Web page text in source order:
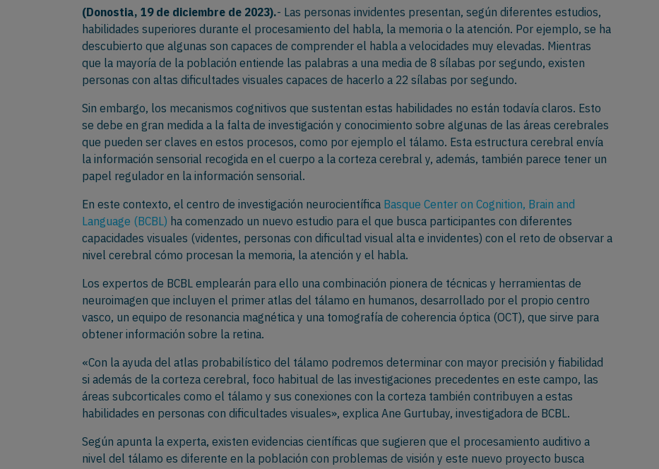
(Donostia, 19 de diciembre de 2023).- Las personas invidentes presentan, según diferentes estudios,
habilidades superiores durante el procesamiento del habla, la memoria o la atención. Por ejemplo, se ha
descubierto que algunas son capaces de comprender el habla a velocidades muy elevadas. Mientras
que la mayoría de la población entiende las palabras a una media de 8 sílabas por segundo, existen
personas con altas dificultades visuales capaces de hacerlo a 22 sílabas por segundo.
Sin embargo, los mecanismos cognitivos que sustentan estas habilidades no están todavía claros. Esto
se debe en gran medida a la falta de investigación y conocimiento sobre algunas de las áreas cerebrales
que pueden ser claves en estos procesos, como por ejemplo el tálamo. Esta estructura cerebral envía
la información sensorial recogida en el cuerpo a la corteza cerebral y, además, también parece tener un
papel regulador en la información sensorial.
En este contexto, el centro de investigación neurocientífica Basque Center on Cognition, Brain and
Language (BCBL) ha comenzado un nuevo estudio para el que busca participantes con diferentes
capacidades visuales (videntes, personas con dificultad visual alta e invidentes) con el reto de observar a
nivel cerebral cómo procesan la memoria, la atención y el habla.
Los expertos de BCBL emplearán para ello una combinación pionera de técnicas y herramientas de
neuroimagen que incluyen el primer atlas del tálamo en humanos, desarrollado por el propio centro
vasco, un equipo de resonancia magnética y una tomografía de coherencia óptica (OCT), que sirve para
obtener información sobre la retina.
«Con la ayuda del atlas probabilístico del tálamo podremos determinar con mayor precisión y fiabilidad
si además de la corteza cerebral, foco habitual de las investigaciones precedentes en este campo, las
áreas subcorticales como el tálamo y sus conexiones con la corteza también contribuyen a estas
habilidades en personas con dificultades visuales», explica Ane Gurtubay, investigadora de BCBL.
Según apunta la experta, existen evidencias científicas que sugieren que el procesamiento auditivo a
nivel del tálamo es diferente en la población con problemas de visión y este nuevo proyecto busca